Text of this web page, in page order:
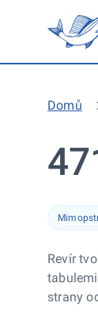
Domů
Revír
strany